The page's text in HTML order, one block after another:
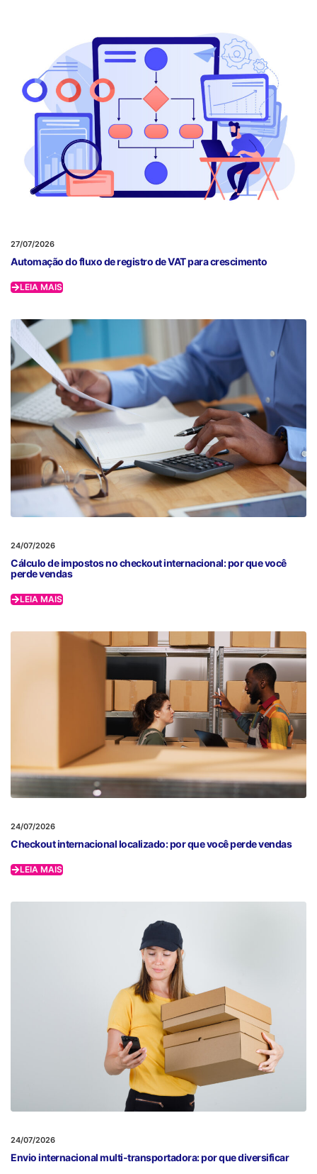
27/07/2026
Automação do fluxo de registro de VAT para crescimento
LEIA MAIS
24/07/2026
Cálculo de impostos no checkout internacional: por que você
perde vendas
LEIA MAIS
24/07/2026
Checkout internacional localizado: por que você perde vendas
LEIA MAIS
24/07/2026
Envio internacional multi-transportadora: por que diversificar